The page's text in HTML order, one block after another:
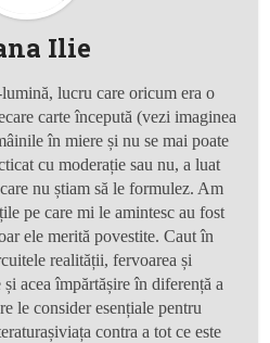
Ilie
lucru care oricum era o
carte începută (vezi imaginea
în miere și nu se mai poate
cu moderație sau nu, a luat
nu știam să le formulez. Am
pe care mi le amintesc au fost
ele merită povestite. Caut în
realității, fervoarea și
și aceaîmpărtășire în diferență a
le consider esențiale pentru
contra a tot ce este